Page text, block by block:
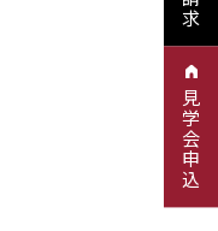
見学会申込